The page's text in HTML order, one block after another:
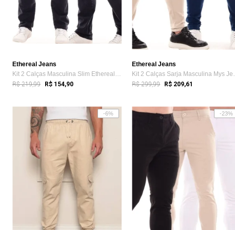
Ethereal Jeans
Kit 2 Calças Masculina Slim Ethereal Jea...
R$ 219,99 R$ 154,90
Ethereal Jeans
Kit 2
R$ 299,99 R$ 209,61
-6% -23%